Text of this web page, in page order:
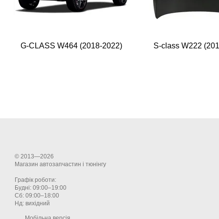
G-CLASS W464 (2018-2022) S-class W222
© 2013—2026
Магазин автозапчастин і тюнінгу
Графік роботи:
Будні: 09:00–19:00
Сб: 09:00–18:00
Нд: вихідний